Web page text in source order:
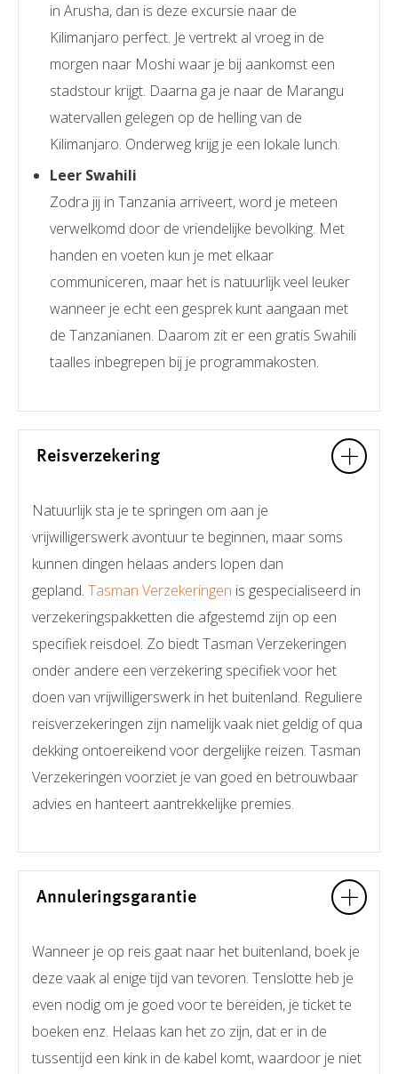
in Arusha, dan is deze excursie naar de
Kilimanjaro perfect. Je vertrekt al vroeg in de
morgen naar Moshi waar je bij aankomst een
stadstour krijgt. Daarna ga je naar de Marangu
watervallen gelegen op de helling van de
Kilimanjaro. Onderweg krijg je een lokale lunch.
Leer Swahili
Zodra jij in Tanzania arriveert, word je meteen
verwelkomd door de vriendelijke bevolking. Met
handen en voeten kun je met elkaar
communiceren, maar het is natuurlijk veel leuker
wanneer je echt een gesprek kunt aangaan met
de Tanzanianen. Daarom zit er een gratis Swahili
taalles inbegrepen bij je programmakosten.
Reisverzekering
Natuurlijk sta je te springen om aan je
vrijwilligerswerk avontuur te beginnen, maar soms
kunnen dingen helaas anders lopen dan
gepland. Tasman Verzekeringen is gespecialiseerd in
verzekeringspakketten die afgestemd zijn op een
specifiek reisdoel. Zo biedt Tasman Verzekeringen
onder andere een verzekering specifiek voor het
doen van vrijwilligerswerk in het buitenland. Reguliere
reisverzekeringen zijn namelijk vaak niet geldig of qua
dekking ontoereikend voor dergelijke reizen. Tasman
Verzekeringen voorziet je van goed en betrouwbaar
advies en hanteert aantrekkelijke premies.
Annuleringsgarantie
Wanneer je op reis gaat naar het buitenland, boek je
deze vaak al enige tijd van tevoren. Tenslotte heb je
even nodig om je goed voor te bereiden, je ticket te
boeken enz. Helaas kan het zo zijn, dat er in de
tussentijd een kink in de kabel komt, waardoor je niet